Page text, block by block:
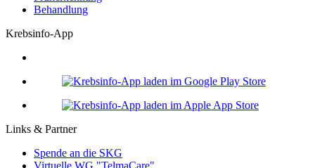
Behandlung
Krebsinfo-App
Links & Partner
Spende an die SKG
Virtuelle WG "TelmaCare"